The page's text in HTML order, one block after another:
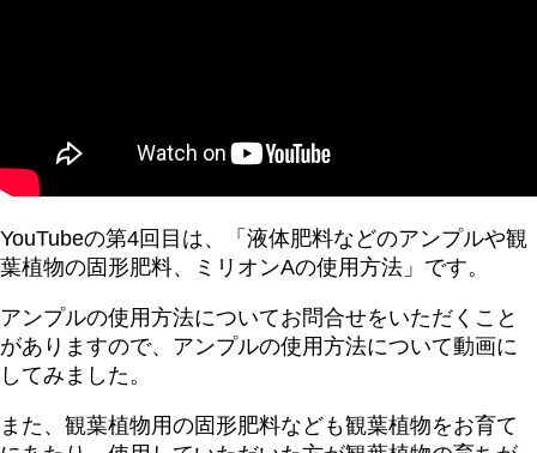
YouTubeの第4回目は、「液体肥料などのアンプルや観
葉植物の固形肥料、ミリオンAの使用方法」です。
アンプルの使用方法についてお問合せをいただくこと
がありますので、アンプルの使用方法について動画に
してみました。
また、観葉植物用の固形肥料なども観葉植物をお育て